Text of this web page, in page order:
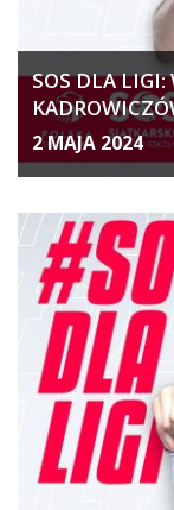
SOS DLA LIGI:
2 MAJA 2024